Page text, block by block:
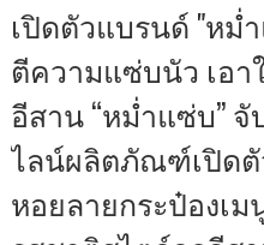
เปิดตัวแบรนด์ "หม่
ตีความแซ่บนัว เอา
อีสาน “หม่ำแซ่บ”
ไลน์ผลิตภัณฑ์เปิดตั
หอยลายกระป๋องเ